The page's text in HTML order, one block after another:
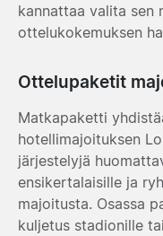
kannattaa valita sen
ottelukokemuksen
Ottelupaketit
Matkapaketti
hotellimajoituksen
järjestelyjä
ensikertalaisille ja
majoitusta. Osassa
kuljetus stadionille